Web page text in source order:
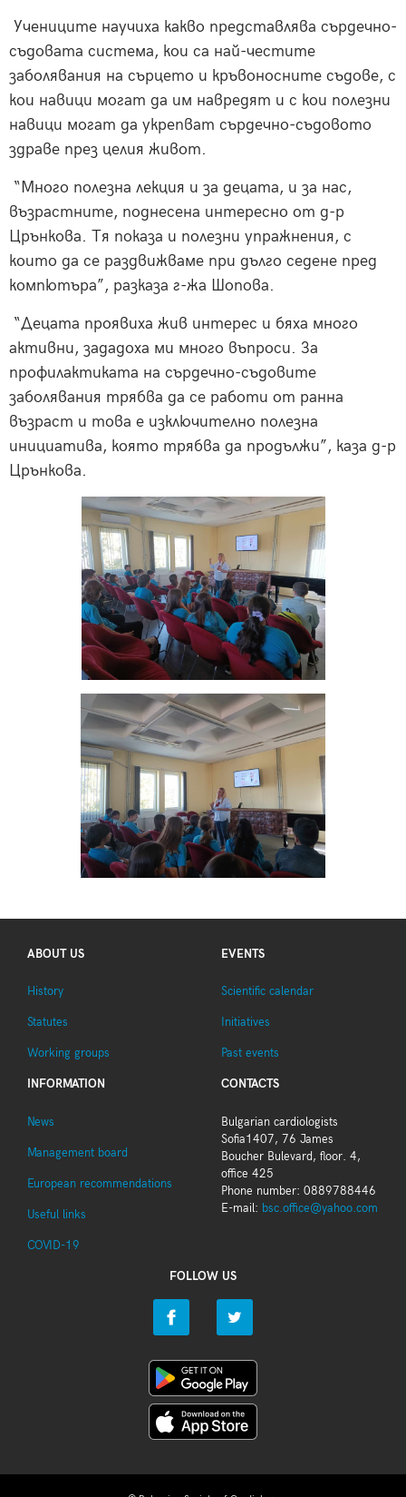
Учениците научиха какво представлява сърдечно-
съдовата система, кои са най-честите
заболявания на сърцето и кръвоносните съдове, с
кои навици могат да им навредят и с кои полезни
навици могат да укрепват сърдечно-съдовото
здраве през целия живот.
“Много полезна лекция и за децата, и за нас,
възрастните, поднесена интересно от д-р
Црънкова. Тя показа и полезни упражнения, с
които да се раздвижваме при дълго седене пред
компютъра”, разказа г-жа Шопова.
“Децата проявиха жив интерес и бяха много
активни, зададоха ми много въпроси. За
профилактиката на сърдечно-съдовите
заболявания трябва да се работи от ранна
възраст и това е изключително полезна
инициатива, която трябва да продължи”, каза д-р
Црънкова.
ABOUT US
History
Statutes
Working groups
EVENTS
Scientific calendar
Initiatives
Past events
INFORMATION
News
Management board
European recommendations
Useful links
COVID-19
CONTACTS
Bulgarian cardiologists
Sofia1407, 76 James
Boucher Bulevard, floor. 4,
office 425
Phone number: 0889788446
E-mail: bsc.office@yahoo.com
FOLLOW US